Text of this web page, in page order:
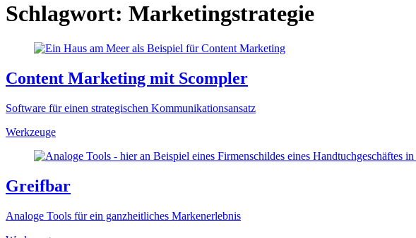
Schlagwort: Marketingstrategie
Content Marketing mit Scompler
Software für einen strategischen Kommunikationsansatz
Werkzeuge
Greifbar
Analoge Tools für ein ganzheitliches Markenerlebnis